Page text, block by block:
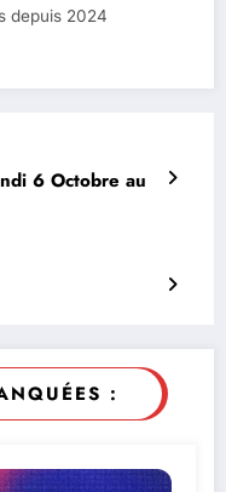
depuis 2024
6 Octobre au
: